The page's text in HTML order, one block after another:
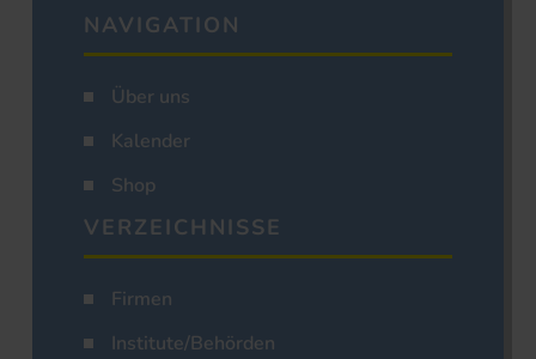
NAVIGATION
Über uns
Kalender
Shop
VERZEICHNISSE
Firmen
Institute/Behörden